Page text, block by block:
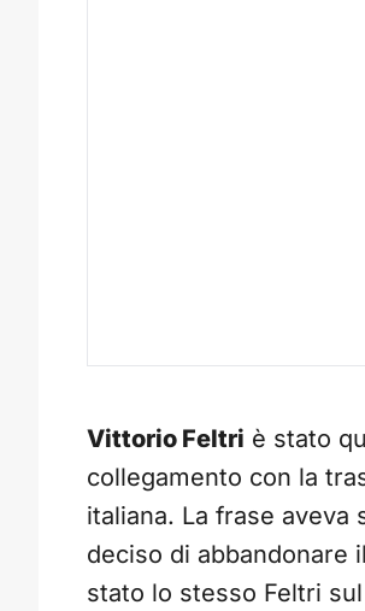
Vittorio Feltri è stato
collegamento con la
italiana. La frase
deciso di abbandonare
stato lo stesso Feltri